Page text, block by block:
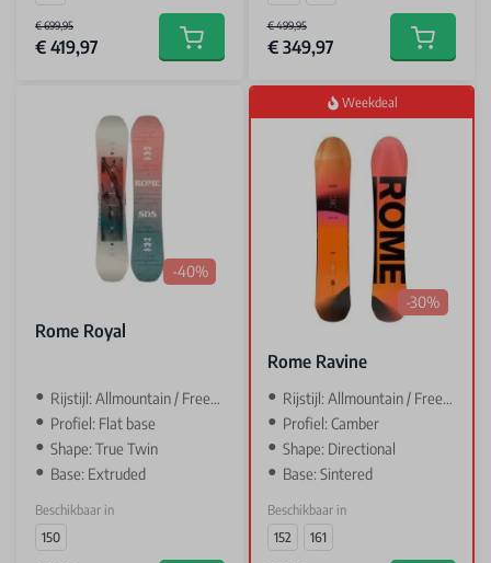
€ 699,95
€ 419,97 Add to cart
€ 499,95
€ 349,97 Add to
-40%
Rome Royal
Rijstijl: Allmountain / Freestyle
Profiel: Flat base
Shape: True Twin
Base: Extruded
Beschikbaar in
150
Weekdeal
-30%
Rome Ravine
Rijstijl: Allmountain / Freeride
Profiel: Camber
Shape: Directional
Base: Sintered
Beschikbaar in
152
161